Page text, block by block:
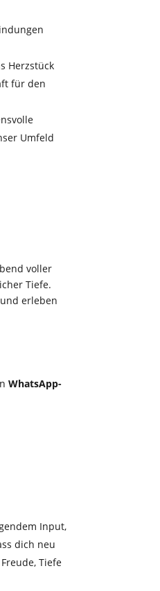
Herzstück
für den
Umfeld
voller
Tiefe.
erleben
WhatsApp-
Input,
dich neu
Tiefe